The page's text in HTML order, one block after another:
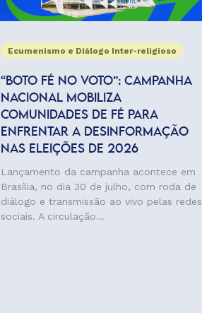
Ecumenismo e Diálogo Inter-religioso
“BOTO FÉ NO VOTO”: CAMPANHA
NACIONAL MOBILIZA
COMUNIDADES DE FÉ PARA
ENFRENTAR A DESINFORMAÇÃO
NAS ELEIÇÕES DE 2026
Lançamento da campanha acontece em
Brasília, no dia 30 de julho, com roda de
diálogo e transmissão ao vivo pelas redes
sociais. A circulação...